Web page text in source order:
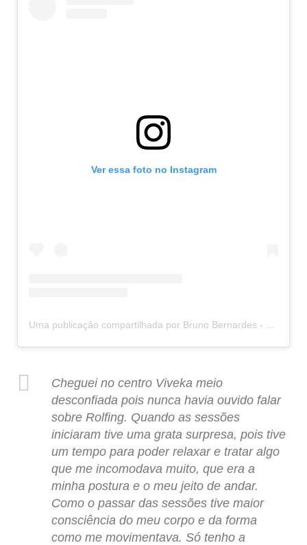
Ver essa foto no Instagram
Uma publicação compartilhada por Bruno Bernardes - Rolfing IE (@rolfingcombruno)
Cheguei no centro Viveka meio
desconfiada pois nunca havia ouvido falar
sobre Rolfing. Quando as sessões
iniciaram tive uma grata surpresa, pois tive
um tempo para poder relaxar e tratar algo
que me incomodava muito, que era a
minha postura e o meu jeito de andar.
Como o passar das sessões tive maior
consciência do meu corpo e da forma
como me movimentava. Só tenho a